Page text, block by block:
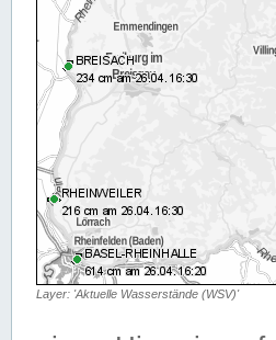
Layer: 'Aktuelle Wasserstände (WSV)'